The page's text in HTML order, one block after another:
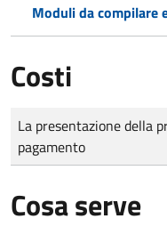
Moduli da compilare
Costi
Tipo di pagamento
Importo
La presentazione della
pagamento
Cosa serve